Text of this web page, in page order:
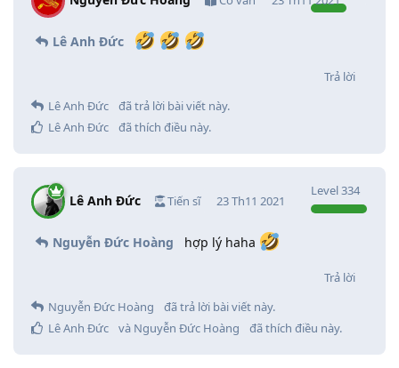
Lê Anh Đức
Trả lời
Lê Anh Đức
đã trả lời bài viết này.
Lê Anh Đức
đã thích điều này.
Lê Anh Đức Tiến sĩ
Level334
23 Th11 2021
Nguyễn Đức Hoàng hợp lý haha
Trả lời
Nguyễn Đức Hoàng
đã trả lời bài viết này.
Lê Anh Đức
và Nguyễn Đức Hoàng đã thích điều này.